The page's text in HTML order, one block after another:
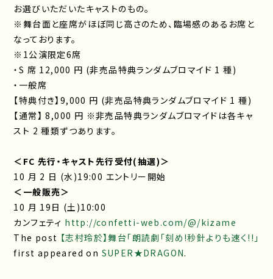
お選びいただいたキャストのもの。
※舞台面と座席がほぼ同じ高さのため、臨場感のあるお席と
なっております。
※1公演限定6席
・S 席 12,000 円 (非売品特典ランダムブロマイド 1 種)
・一般席
【特典付き】9,000 円 (非売品特典ランダムブロマイド 1 種)
【通常】 8,000 円 ※非売品特典ランダムブロマイドは各キャ
スト 2 種類ずつあります。
＜FC 先行・キャスト先行受付(抽選)＞
10 月 2 日 (水)19:00 エントリー開始
＜一般販売＞
10 月 19日 (土)10:00
カンフェティ http://confetti-web.com/@/kizame
The post 【志村玲於】舞台「朗読劇「刻め!秒針よりも速く!!」
first appeared on SUPER★DRAGON.